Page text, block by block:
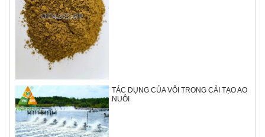
TÁC DỤNG CỦA VÔI TRONG CẢI TẠO AO
NUÔI